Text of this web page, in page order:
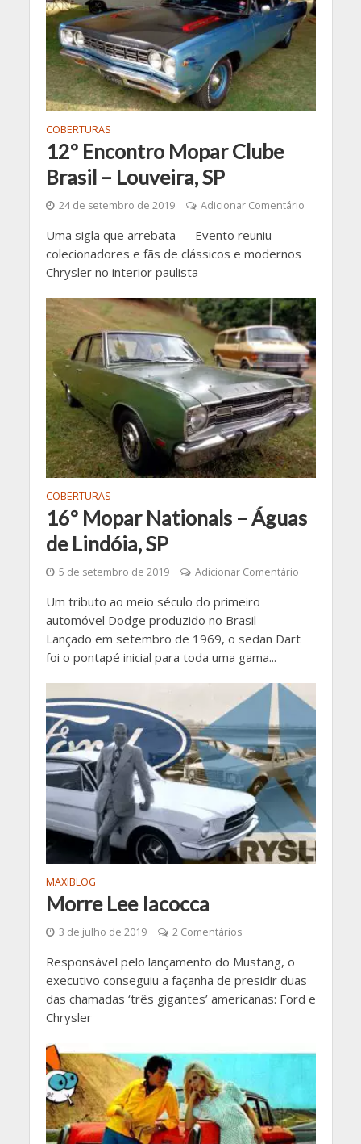
COBERTURAS
12º Encontro Mopar Clube
Brasil – Louveira, SP
24 de setembro de 2019 Adicionar Comentário
Uma sigla que arrebata — Evento reuniu
colecionadores e fãs de clássicos e modernos
Chrysler no interior paulista
COBERTURAS
16º Mopar Nationals – Águas
de Lindóia, SP
5 de setembro de 2019 Adicionar Comentário
Um tributo ao meio século do primeiro
automóvel Dodge produzido no Brasil —
Lançado em setembro de 1969, o sedan Dart
foi o pontapé inicial para toda uma gama...
MAXIBLOG
Morre Lee Iacocca
3 de julho de 2019 2 Comentários
Responsável pelo lançamento do Mustang, o
executivo conseguiu a façanha de presidir duas
das chamadas ‘três gigantes’ americanas: Ford e
Chrysler